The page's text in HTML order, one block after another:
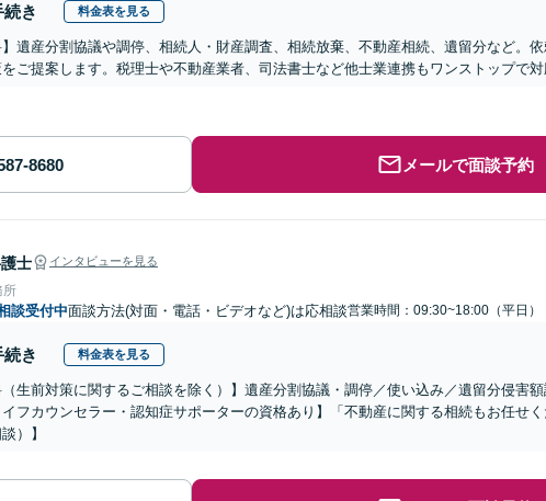
き 料金表を見る
】遺産分割協議や調停、相続人・財産調査、相続放棄、不動産相続、遺留分など。依
ご提案します。税理士や不動産業者、司法書士など他士業連携もワンストップで対
メールで面談予約
士 インタビューを見る
所
談受付中面談方法(対面・電話・ビデオなど)は応相談営業時間：09:30~18:00（平日）
き 料金表を見る
（生前対策に関するご相談を除く）】遺産分割協議・調停／使い込み／遺留分侵害
フカウンセラー・認知症サポーターの資格あり】「不動産に関する相続もお任せ
）】